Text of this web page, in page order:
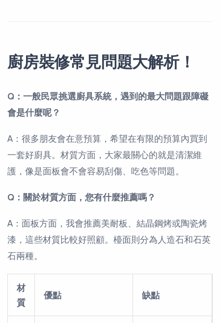
廚房裝修常見問題大解析！
Q：一般民眾挑選廚具系統，遇到的最大問題跟障礙
會是什麼呢？
A：很多朋友會在意預算，希望在有限的預算內買到
一套好廚具。材質方面，大家最關心的就是清潔維
護，像是面板會不會容易刮傷、吃色等問題。
Q：關於材質方面，您有什麼推薦嗎？
A：面板方面，我會推薦美耐板、結晶鋼烤或陶瓷烤
漆，這些材質比較好照顧。檯面則分為人造石和石英
石兩種。
材
質
優點 缺點